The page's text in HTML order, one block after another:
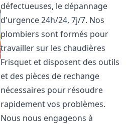
défectueuses, le dépannage
d'urgence 24h/24, 7j/7. Nos
plombiers sont formés pour
travailler sur les chaudières
Frisquet et disposent des outils
et des pièces de rechange
nécessaires pour résoudre
rapidement vos problèmes.
Nous nous engageons à